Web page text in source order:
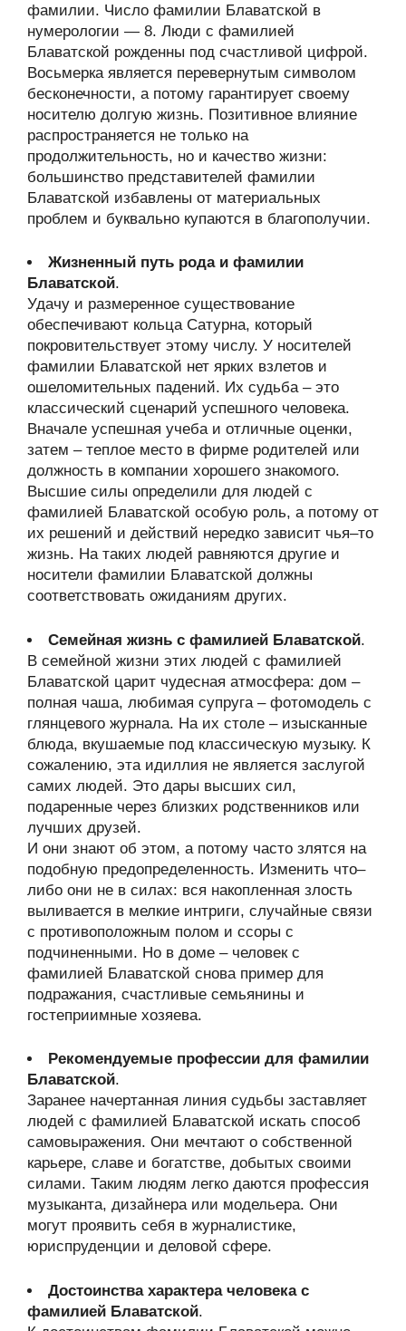
фамилии. Число фамилии Блаватской в
нумерологии — 8. Люди с фамилией
Блаватской рожденны под счастливой цифрой.
Восьмерка является перевернутым символом
бесконечности, а потому гарантирует своему
носителю долгую жизнь. Позитивное влияние
распространяется не только на
продолжительность, но и качество жизни:
большинство представителей фамилии
Блаватской избавлены от материальных
проблем и буквально купаются в благополучии.
Жизненный путь рода и фамилии
Блаватской.
Удачу и размеренное существование
обеспечивают кольца Сатурна, который
покровительствует этому числу. У носителей
фамилии Блаватской нет ярких взлетов и
ошеломительных падений. Их судьба – это
классический сценарий успешного человека.
Вначале успешная учеба и отличные оценки,
затем – теплое место в фирме родителей или
должность в компании хорошего знакомого.
Высшие силы определили для людей с
фамилией Блаватской особую роль, а потому от
их решений и действий нередко зависит чья–то
жизнь. На таких людей равняются другие и
носители фамилии Блаватской должны
соответствовать ожиданиям других.
Семейная жизнь с фамилией Блаватской.
В семейной жизни этих людей с фамилией
Блаватской царит чудесная атмосфера: дом –
полная чаша, любимая супруга – фотомодель с
глянцевого журнала. На их столе – изысканные
блюда, вкушаемые под классическую музыку. К
сожалению, эта идиллия не является заслугой
самих людей. Это дары высших сил,
подаренные через близких родственников или
лучших друзей.
И они знают об этом, а потому часто злятся на
подобную предопределенность. Изменить что–
либо они не в силах: вся накопленная злость
выливается в мелкие интриги, случайные связи
с противоположным полом и ссоры с
подчиненными. Но в доме – человек с
фамилией Блаватской снова пример для
подражания, счастливые семьянины и
гостеприимные хозяева.
Рекомендуемые профессии для фамилии
Блаватской.
Заранее начертанная линия судьбы заставляет
людей с фамилией Блаватской искать способ
самовыражения. Они мечтают о собственной
карьере, славе и богатстве, добытых своими
силами. Таким людям легко даются профессия
музыканта, дизайнера или модельера. Они
могут проявить себя в журналистике,
юриспруденции и деловой сфере.
Достоинства характера человека с
фамилией Блаватской.